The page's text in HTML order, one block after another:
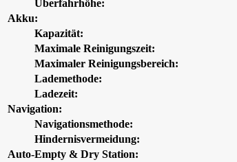
Überfahrhöhe:
Akku:
Kapazität:
Maximale Reinigungszeit:
Maximaler Reinigungsbereich:
Lademethode:
Ladezeit:
Navigation:
Navigationsmethode:
Hindernisvermeidung:
Auto-Empty & Dry Station: